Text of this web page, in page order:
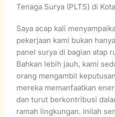
Tenaga Surya (PLTS) di
Saya acap kali
pekerjaan kami bukan
panel surya di bagian atap
Bahkan lebih jauh, kami
orang mengambil
mereka memanfaatkan
dan turut berkontribusi
ramah lingkungan. Inilah